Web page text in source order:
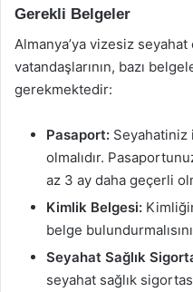
Gerekli Belgeler
Almanya’ya vizesiz
vatandaşlarının, bazı
gerekmektedir:
Pasaport:
olmalıdır.
az 3 ay daha geçerli
Kimlik Belgesi:
belge
Seyahat Sağlık
seyahat sağlık